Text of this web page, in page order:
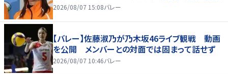
2026/08/07 15:08バレー
【バレー】佐藤淑乃が乃木坂46ライブ観戦 動画
を公開 メンバーとの対面では固まって話せず
2026/08/07 10:46バレー